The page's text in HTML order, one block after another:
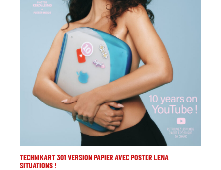
TECHNIKART 301 VERSION PAPIER AVEC POSTER LENA
SITUATIONS !